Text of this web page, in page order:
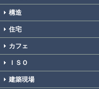
構造
住宅
カフェ
ＩＳＯ
建築現場